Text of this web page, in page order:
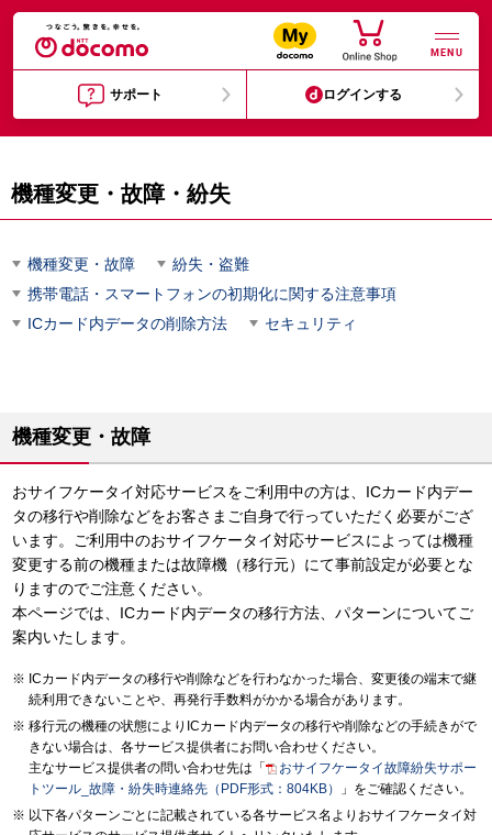
MENU
サポート ログインする
機種変更・故障・紛失
機種変更・故障
紛失・盗難
携帯電話・スマートフォンの初期化に関する注意事項
ICカード内データの削除方法
セキュリティ
機種変更・故障
おサイフケータイ対応サービスをご利用中の方は、ICカード内デー
タの移行や削除などをお客さまご自身で行っていただく必要がござ
います。ご利用中のおサイフケータイ対応サービスによっては機種
変更する前の機種または故障機（移行元）にて事前設定が必要とな
りますのでご注意ください。
本ページでは、ICカード内データの移行方法、パターンについてご
案内いたします。
ICカード内データの移行や削除などを行わなかった場合、変更後の端末で継
続利用できないことや、再発行手数料がかかる場合があります。
移行元の機種の状態によりICカード内データの移行や削除などの手続きがで
きない場合は、各サービス提供者にお問い合わせください。
主なサービス提供者の問い合わせ先は「
おサイフケータイ故障紛失サポー
トツール_故障・紛失時連絡先（PDF形式：804KB）
」をご確認ください。
以下各パターンごとに記載されている各サービス名よりおサイフケータイ対